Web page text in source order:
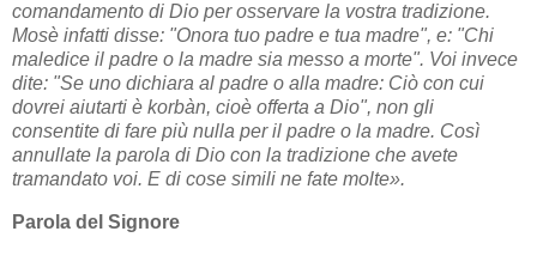
comandamento di Dio per osservare la vostra tradizione.
Mosè infatti disse: "Onora tuo padre e tua madre", e: "Chi
maledice il padre o la madre sia messo a morte". Voi invece
dite: "Se uno dichiara al padre o alla madre: Ciò con cui
dovrei aiutarti è korbàn, cioè offerta a Dio", non gli
consentite di fare più nulla per il padre o la madre. Così
annullate la parola di Dio con la tradizione che avete
tramandato voi. E di cose simili ne fate molte».
Parola del Signore